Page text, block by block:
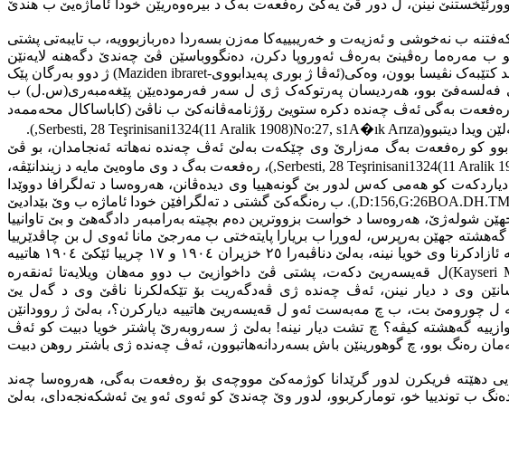
نینن، ل دور ڤێ یەکێ رەفعەت بەگ د بیرەوەریێن خودا ئاماژەیێ ب هندێ
ب نەخوشی و ئەزیەت و خەریبییەکا مەزن بسەردا دەربازبوویە، ب تایبەتی پشتی
مەرەما رەڤینێ بەرەڤ ئەوروپا دکرن، دەنگووباسێن ڤێ چەندێ دگەهنە لایەنێن
نڤیسا بوون، وەکی(ئەڤا ژ بوری پەیدابووی-Maziden ibraret) ژ دوو بەرگان پێک
فەلسەفێ بوو، هەردیسان پەرتوکەک ژی ل سەر فەرمودەیێن پێغەمبەری(س.ل) ب
بەگی ئەڤ چەندە دکرە ستویێ رۆژنامەڤانه‌كێ ب ناڤێ (کاباساکال محەممەد
A�ık Arıza
,Serbesti, 28 Teşrinisani1324(11 Aralik 1908)No:27, s1
).
بوو کو رەفعەت بەگ مەزارێ وی چێکەت بەلێ ئەڤ چەندە نەهاتە ئەنجامدان، بو ڤێ
,Serbesti, 28 Teşrinisani1324(11 Aralik)، رەفعەت بەگ د وی ماوەیێ مایە د زیندانێڤە،
کو هەمی کەس لدور بێ گونەهییا وی دیدەڤانن، هەروەسا د تەلگرافا دووێدا
,D:156,G:26). ب رەنگەکێ گشتی د تەلگرافێن خودا ئاماژە ب وێ بێدادیێ
شولەژێ، هەروەسا د خواست بزووترین دەم بچیتە بەرامبەر دادگەهێ و بێ تاوانییا
جهێن بەرپرس، لەوڕا ب بریارا پایتەختی ب مەرجێ مانا ئەوی ل بن چاڤدێرییا
)، ب دروستی دەمێ هاتییە ئازادکرنا وى خویا نینە، بەلێ دناڤبەرا ٢٥ خزیران ١٩٠٤ و ١٧ چرییا ئێکێ ١٩٠٤ هاتییە
Kayseri)ل قەیسەریێ دکەت، پشتی ڤێ داخوازیێ ب دوو مەهان ویلایەتا ئەنقەرە
وی د دیار نینن، ئەڤ چەندە ژی ڤەدگەریت بۆ تێکەلکرنا ناڤێ وی د گەل یێ
ل چورومێ بت، ب چ مەبەست ئەو ل قەیسەریێ هاتییە دیارکرن؟، بەلێ ژ روودانێن
گه‌هشته‌ كیڤه‌؟ چ تشت دیار نینە! بەلێ ژ سەروبەرێ پاشتر خویا دبیت کو ئەڤ
رەنگ بوو، چ گوهورینێن باش بسەردانەهاتبوون، ئەڤ چەندە ژی باشتر روهن دبیت
دارایی دهێتە فریکرن لدور گرێدانا کوژمەکێ مووچەی بۆ رەفعەت بەگی، هەروەسا چەند
توندییا خو، تومارکربوو، لدور وێ چەندێ کو ئەوی ئەو یێ ئەشکەنجەدای، بەلێ